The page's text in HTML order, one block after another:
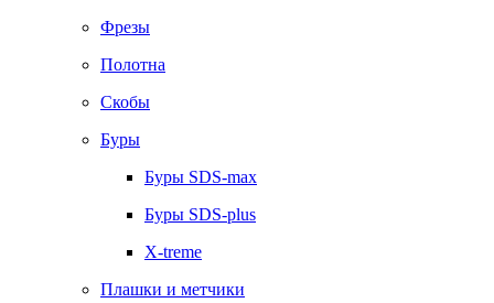
Фрезы
Полотна
Скобы
Буры
Буры SDS-max
Буры SDS-plus
X-treme
Плашки и метчики